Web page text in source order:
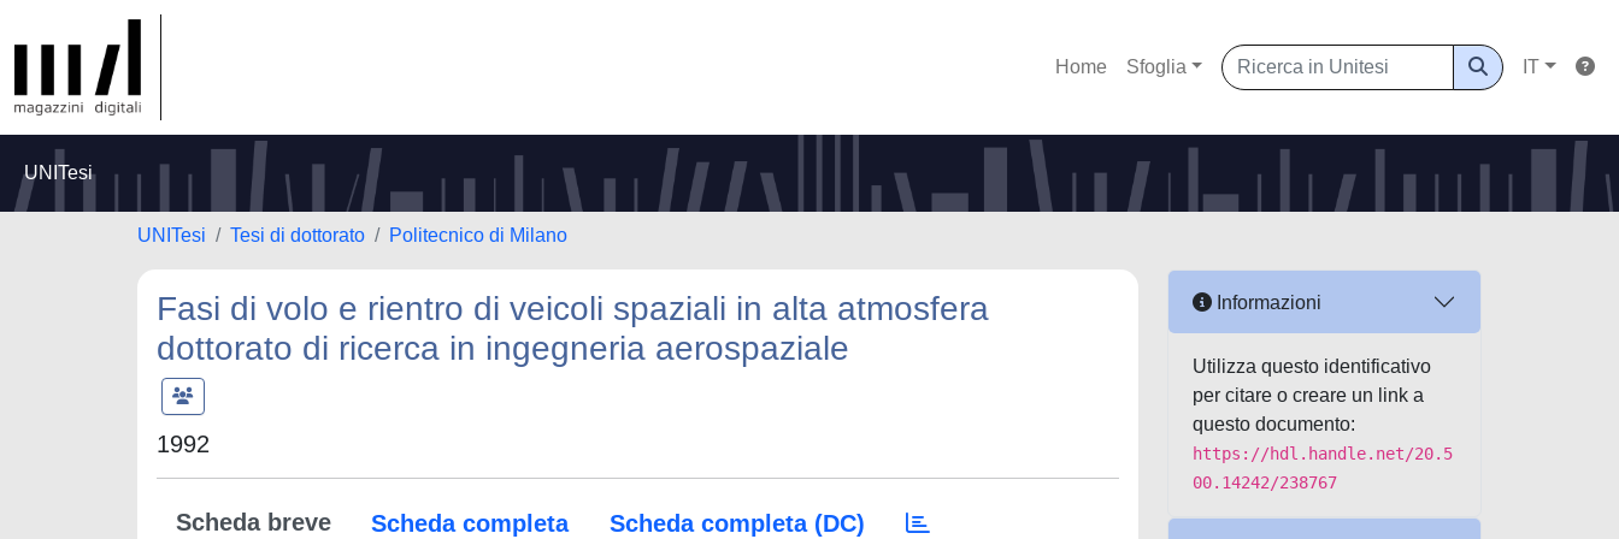
Home Sfoglia IT
UNITesi
UNITesi Tesi di dottorato Politecnico di Milano
Fasi di volo e rientro di veicoli spaziali in alta atmosfera
dottorato di ricerca in ingegneria aerospaziale
1992
Scheda breve Scheda completa Scheda completa (DC)
Informazioni
Utilizza questo identificativo
per citare o creare un link a
questo documento:
https://hdl.handle.net/20.5
00.14242/238767